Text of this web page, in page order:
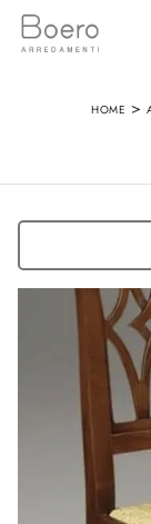
HOME >